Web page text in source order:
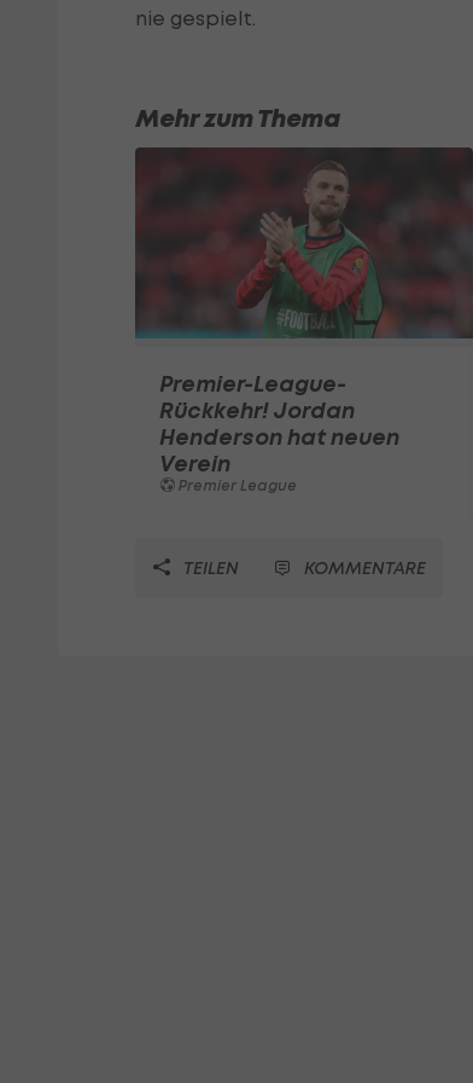
nie gespielt.
Mehr zum Thema
Premier-League-
Rückkehr! Jordan
Henderson hat neuen
Verein
Premier League
TEILEN KOMMENTARE